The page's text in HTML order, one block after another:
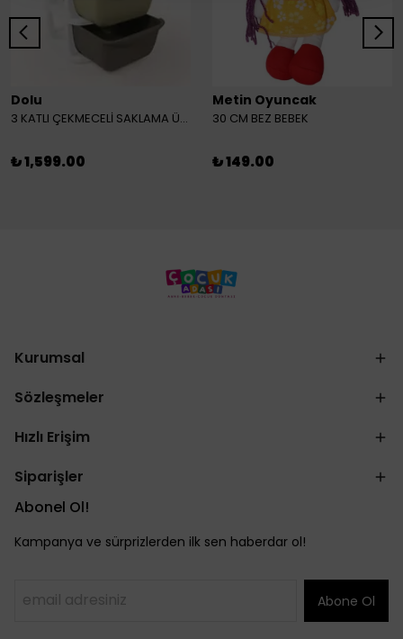
Dolu
3 KATLI ÇEKMECELİ SAKLAMA ÜNİTESİ
₺ 1,599.00
Metin Oyuncak
30 CM BEZ BEBEK
₺ 149.00
Kurumsal
Sözleşmeler
Hızlı Erişim
Siparişler
Abonel Ol!
Kampanya ve sürprizlerden ilk sen haberdar ol!
Abone Ol